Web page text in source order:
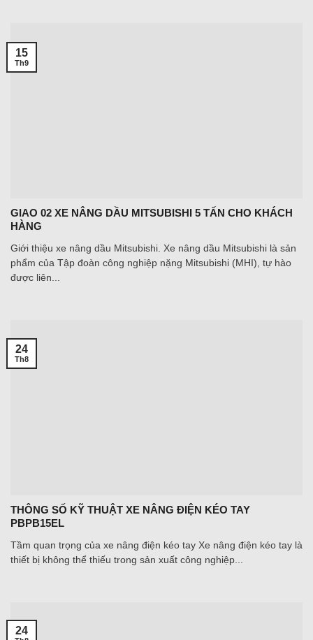
GIAO 02 XE NÂNG DẦU MITSUBISHI 5 TẤN CHO KHÁCH
HÀNG
Giới thiệu xe nâng dầu Mitsubishi. Xe nâng dầu Mitsubishi là sản
phẩm của Tập đoàn công nghiệp nặng Mitsubishi (MHI), tự hào
được liên...
15
Th9
THÔNG SỐ KỸ THUẬT XE NÂNG ĐIỆN KÉO TAY
PBPB15EL
Tầm quan trọng của xe nâng điện kéo tay Xe nâng điện kéo tay là
thiết bị không thể thiếu trong sản xuất công nghiệp...
24
Th8
24